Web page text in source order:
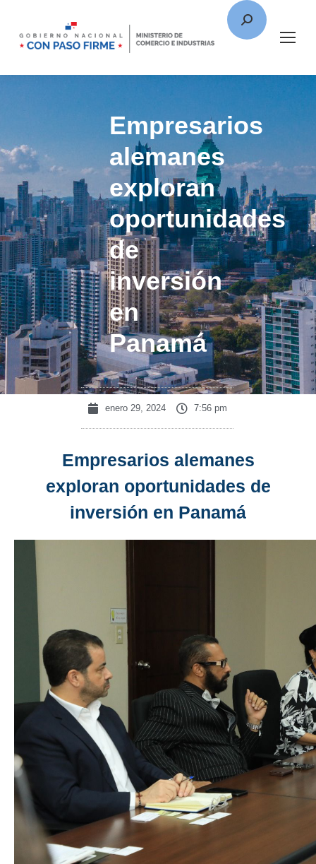
Empresarios
alemanes
exploran
oportunidades
de
inversión
en
Panamá
enero 29, 2024 7:56 pm
Empresarios alemanes
exploran oportunidades de
inversión en Panamá